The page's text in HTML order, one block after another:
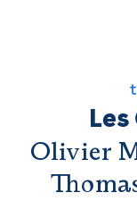
Olivier